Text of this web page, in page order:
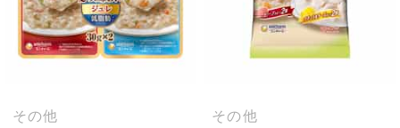
その他
その他